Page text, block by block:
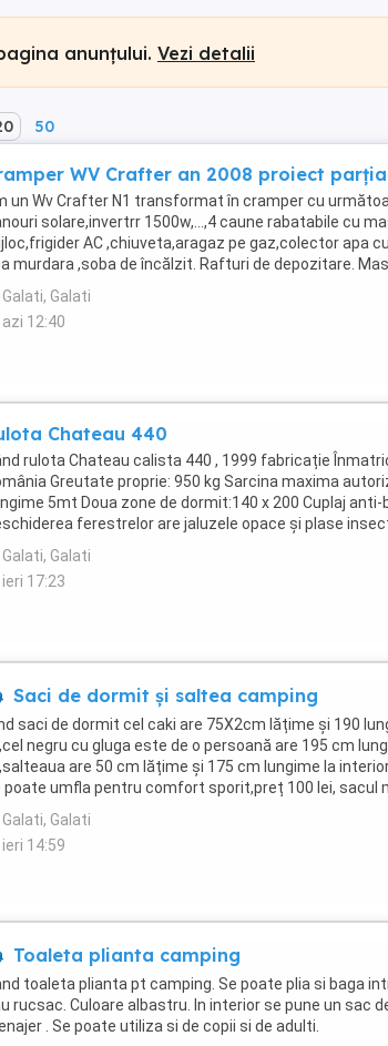
anunțului. Vezi detalii
50
WV Crafter an 2008 proiect
un Wv Crafter N1 transformat în cramper cu
solare,invertrr 1500w,...,4 caune rabatabile cu
AC ,chiuveta,aragaz pe gaz,colector apa
murdara ,soba de încălzit. Rafturi de depozitare.
la nivelul scaunelor ...
Galati, Galati
azi 12:40
Chateau 440
rulota Chateau calista 440 , 1999 fabricație
Greutate proprie: 950 kg Sarcina maxima
5mt Doua zone de dormit:140 x 200 Cuplaj anti-
ferestrelor are jaluzele opace și plase
Frigider cu compartiment ...
Galati, Galati
ieri 17:23
Saci de dormit și saltea camping
saci de dormit cel caki are 75X2cm lățime și 190
negru cu gluga este de o persoană are 195 cm
are 50 cm lățime și 175 cm lungime la
poate umfla pentru comfort sporit,preț 100 lei, sacul
toamna iarna ...
Galati, Galati
ieri 14:59
Toaleta plianta camping
toaleta plianta pt camping. Se poate plia si baga
rucsac. Culoare albastru. In interior se pune un sac
. Se poate utiliza si de copii si de adulti.